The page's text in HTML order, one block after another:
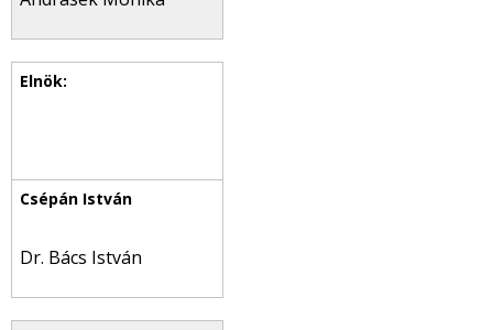
Dr. Bács István